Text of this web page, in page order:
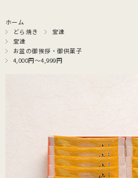
ホーム
どら焼き
宝達
宝達
お盆の御挨拶・御供菓子
4,000円～4,999円